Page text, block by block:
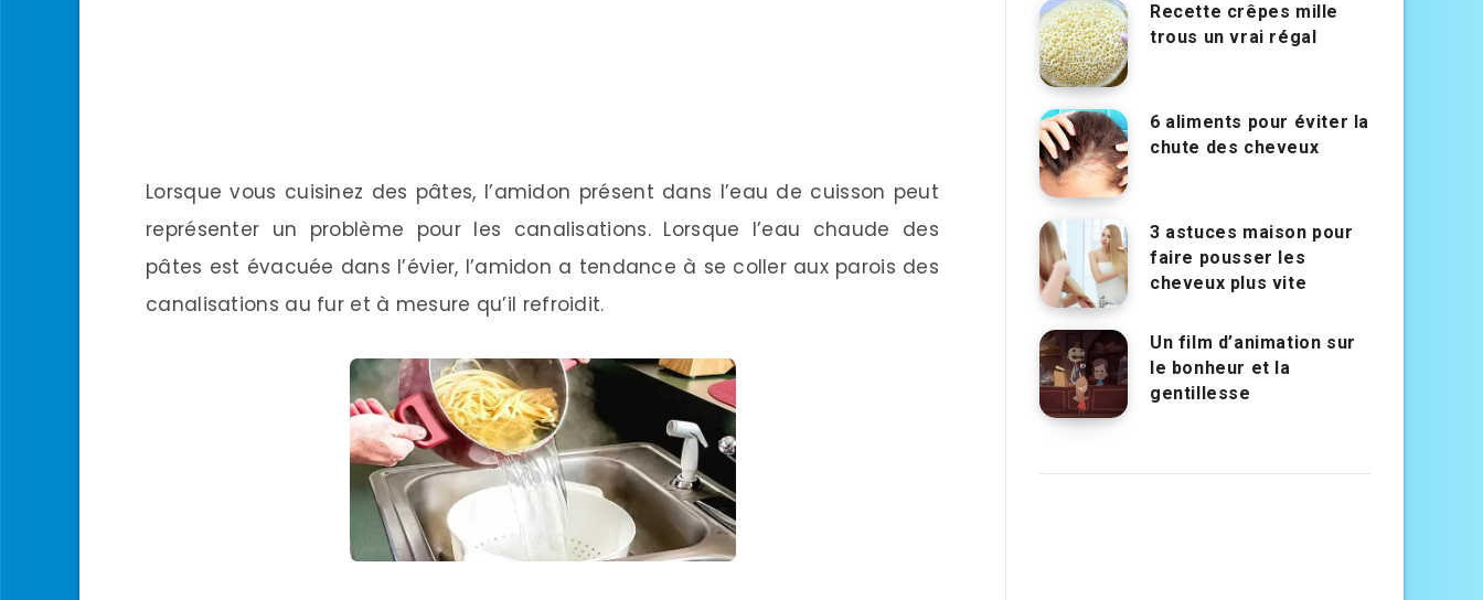
Lorsque vous cuisinez des pâtes, l’amidon présent dans l’eau de cuisson peut
représenter un problème pour les canalisations. Lorsque l’eau chaude des
pâtes est évacuée dans l’évier, l’amidon a tendance à se coller aux parois des
canalisations au fur et à mesure qu’il refroidit.
Recette crêpes mille
trous un vrai régal
6 aliments pour éviter la
chute des cheveux
3 astuces maison pour
faire pousser les
cheveux plus vite
Un film d’animation sur
le bonheur et la
gentillesse